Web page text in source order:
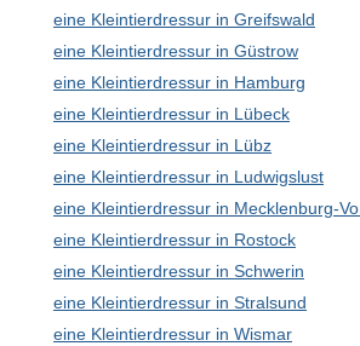
eine Kleintierdressur in Greifswald
eine Kleintierdressur in Güstrow
eine Kleintierdressur in Hamburg
eine Kleintierdressur in Lübeck
eine Kleintierdressur in Lübz
eine Kleintierdressur in Ludwigslust
eine Kleintierdressur in Mecklenburg-
eine Kleintierdressur in Rostock
eine Kleintierdressur in Schwerin
eine Kleintierdressur in Stralsund
eine Kleintierdressur in Wismar